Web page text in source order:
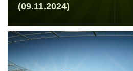
(09.11.2024)